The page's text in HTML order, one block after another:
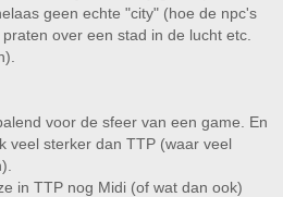
geen echte "city" (hoe de npc's
over een stad in de lucht etc.
voor de sfeer van een game. En
veel sterker dan TTP (waar veel
in TTP nog Midi (of wat dan ook)